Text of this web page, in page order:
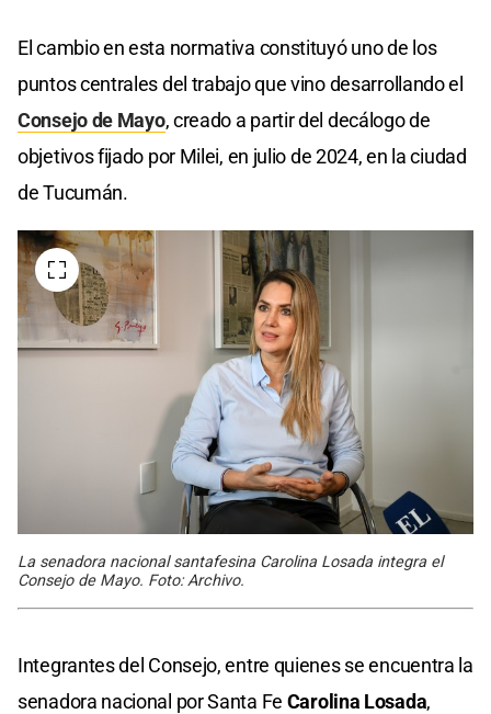
El cambio en esta normativa constituyó uno de los
puntos centrales del trabajo que vino desarrollando el
Consejo de Mayo, creado a partir del decálogo de
objetivos fijado por Milei, en julio de 2024, en la ciudad
de Tucumán.
La senadora nacional santafesina Carolina Losada integra el
Consejo de Mayo. Foto: Archivo.
Integrantes del Consejo, entre quienes se encuentra la
senadora nacional por Santa Fe Carolina Losada,